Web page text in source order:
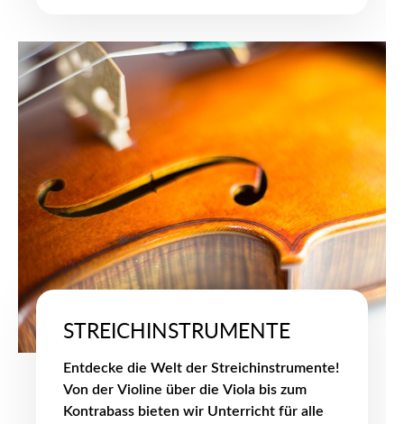
STREICHINSTRUMENTE
Entdecke die Welt der Streichinstrumente!
Von der Violine über die Viola bis zum
Kontrabass bieten wir Unterricht für alle